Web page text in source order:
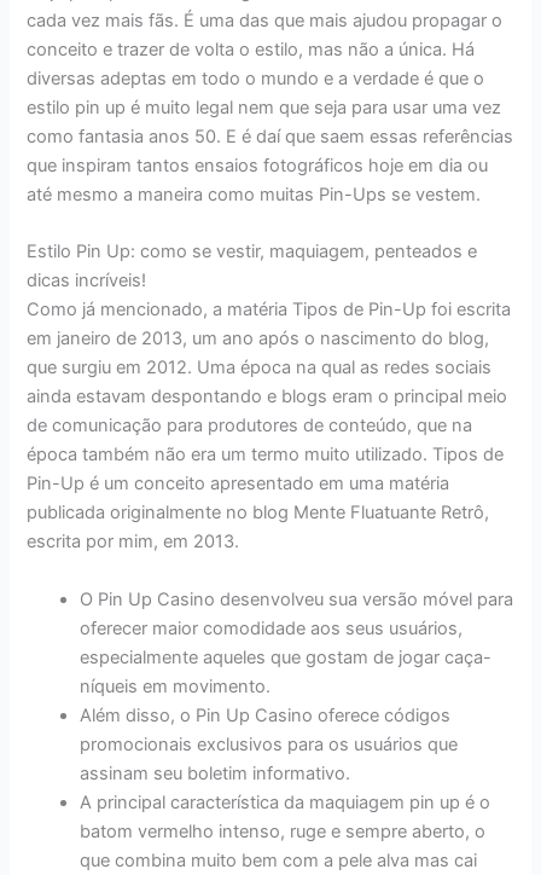
cada vez mais fãs. É uma das que mais ajudou propagar o
conceito e trazer de volta o estilo, mas não a única. Há
diversas adeptas em todo o mundo e a verdade é que o
estilo pin up é muito legal nem que seja para usar uma vez
como fantasia anos 50. E é daí que saem essas referências
que inspiram tantos ensaios fotográficos hoje em dia ou
até mesmo a maneira como muitas Pin-Ups se vestem.
Estilo Pin Up: como se vestir, maquiagem, penteados e
dicas incríveis!
Como já mencionado, a matéria Tipos de Pin-Up foi escrita
em janeiro de 2013, um ano após o nascimento do blog,
que surgiu em 2012. Uma época na qual as redes sociais
ainda estavam despontando e blogs eram o principal meio
de comunicação para produtores de conteúdo, que na
época também não era um termo muito utilizado. Tipos de
Pin-Up é um conceito apresentado em uma matéria
publicada originalmente no blog Mente Fluatuante Retrô,
escrita por mim, em 2013.
O Pin Up Casino desenvolveu sua versão móvel para
oferecer maior comodidade aos seus usuários,
especialmente aqueles que gostam de jogar caça-
níqueis em movimento.
Além disso, o Pin Up Casino oferece códigos
promocionais exclusivos para os usuários que
assinam seu boletim informativo.
A principal característica da maquiagem pin up é o
batom vermelho intenso, ruge e sempre aberto, o
que combina muito bem com a pele alva mas cai